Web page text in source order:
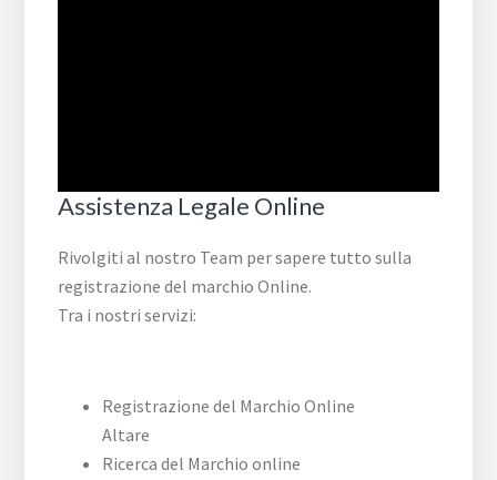
Assistenza Legale Online
Rivolgiti al nostro Team per sapere tutto sulla
registrazione del marchio Online.
Tra i nostri servizi:
Registrazione del Marchio Online
Altare
Ricerca del Marchio online